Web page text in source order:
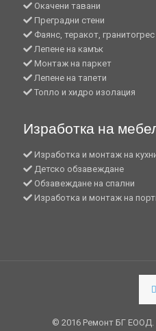
Окачени тавани
Преградни стени
Фаянс, теракот, гранитогрес
Лепене на камък
Монтаж на паркет
Лепене на тапети
Топло и хидро изолация
Изработка на
Изработка и монтаж на
Детско обзавеждане
Обзавеждане на спални
Изработка и монтаж на
© 2016 Ремонт БГ ЕООД.